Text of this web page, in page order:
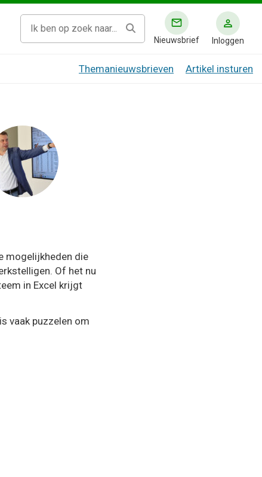
Nieuwsbrief Inloggen
Themanieuwsbrieven Artikel insturen
mogelijkheden die
Of het nu
in Excel krijgt
vaak puzzelen om